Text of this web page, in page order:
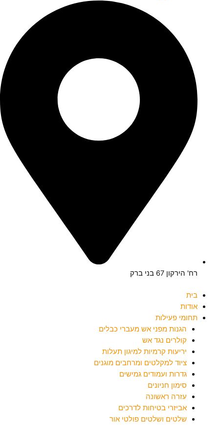
רח' הירקון 67 בני ברק
בית
אודות
תחומי פעילות
הגנות מפני אש מעברי כבלים
קולרים נגד אש
יריעות קרמיות למיגון תעלות
ציוד למקלטים ומרחבים מוגנים
גדרות ועמודים גמישים
סימון חניונים
עזרה ראשונה
אביזרי בטיחות לדרכים
שלטים ושלטים פולטי אור